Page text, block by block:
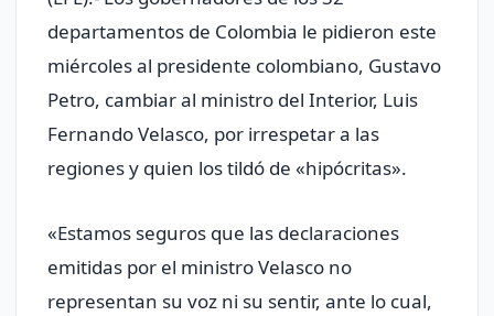
departamentos de Colombia le pidieron este
miércoles al presidente colombiano, Gustavo
Petro, cambiar al ministro del Interior, Luis
Fernando Velasco, por irrespetar a las
regiones y quien los tildó de «hipócritas».
«Estamos seguros que las declaraciones
emitidas por el ministro Velasco no
representan su voz ni su sentir, ante lo cual,